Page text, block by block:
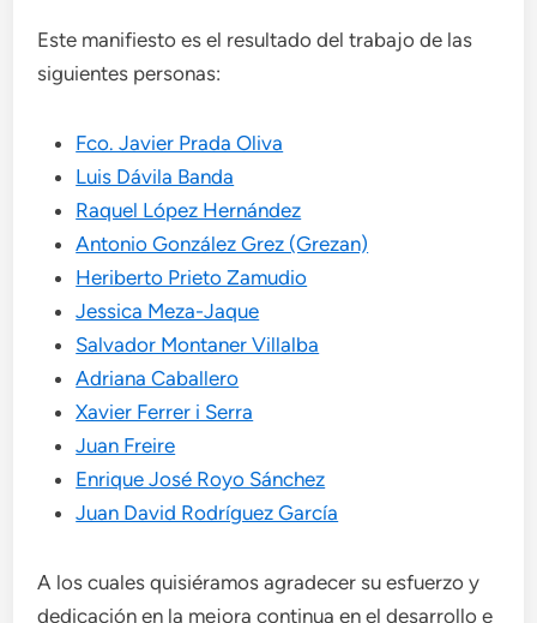
Este manifiesto es el resultado del trabajo de las
siguientes personas:
Fco. Javier Prada Oliva
Luis Dávila Banda
Raquel López Hernández
Antonio González Grez (Grezan)
Heriberto Prieto Zamudio
Jessica Meza-Jaque
Salvador Montaner Villalba
Adriana Caballero
Xavier Ferrer i Serra
Juan Freire
Enrique José Royo Sánchez
Juan David Rodríguez García
A los cuales quisiéramos agradecer su esfuerzo y
dedicación en la mejora continua en el desarrollo e